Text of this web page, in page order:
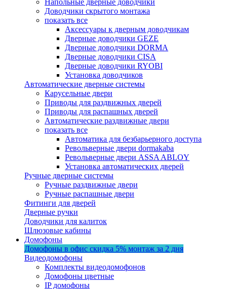
Доводчики скрытого монтажа
показать все
Аксессуары к дверным доводчикам
Дверные доводчики GEZE
Дверные доводчики DORMA
Дверные доводчики CISA
Дверные доводчики RYOBI
Установка доводчиков
Автоматические дверные системы
Карусельные двери
Приводы для раздвижных дверей
Приводы для распашных дверей
Автоматические раздвижные двери
показать все
Автоматика для безбарьерного доступа
Револьверные двери dormakaba
Револьверные двери ASSA ABLOY
Установка автоматических дверей
Ручные дверные системы
Ручные раздвижные двери
Ручные распашные двери
Фитинги для дверей
Дверные ручки
Доводчики для калиток
Шлюзовые кабины
Домофоны
Домофоны в офис скидка 5% монтаж за 2 дня
Видеодомофоны
Комплекты видеодомофонов
Домофоны цветные
IP домофоны